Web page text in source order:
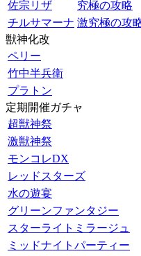
佐宗リザ
究極の攻略
チルサマーナ 激究極の攻
獣神化改
ペリー
竹中半兵衛
プラトン
定期開催ガチャ
超獣神祭
激獣神祭
モンコレDX
レッドスターズ
水の遊宴
グリーンファンタジー
スターライトミラージュ
ミッドナイトパーティー